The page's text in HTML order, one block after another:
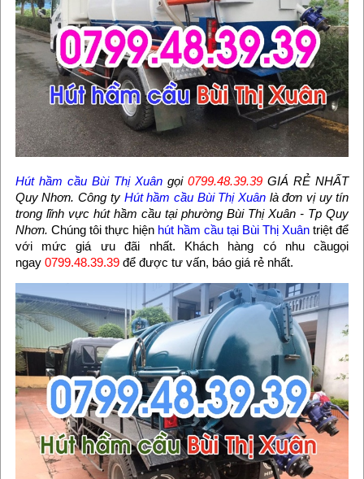
Hút hầm cầu Bùi Thị Xuân gọi0799.48.39.39 GIÁ RẺ NHẤT
Quy Nhơn. Công ty Hút hầm cầu Bùi Thị Xuânlà đơn vị uy tín
trong lĩnh vực hút hầm cầu tại phường Bùi Thị Xuân - Tp Quy
Nhơn. Chúng tôi thực hiện hút hầm cầu tại Bùi Thị Xuân triệt để
với mức giá ưu đãi nhất. Khách hàng có nhu cầugọi
ngay 0799.48.39.39để được tư vấn, báo giá rẻ nhất.